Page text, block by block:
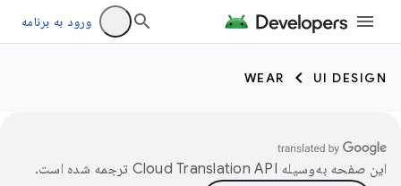
ورود به برنامه
UI DESIGN
WEAR
این صفحه به‌وسیله ترجمه شده است.